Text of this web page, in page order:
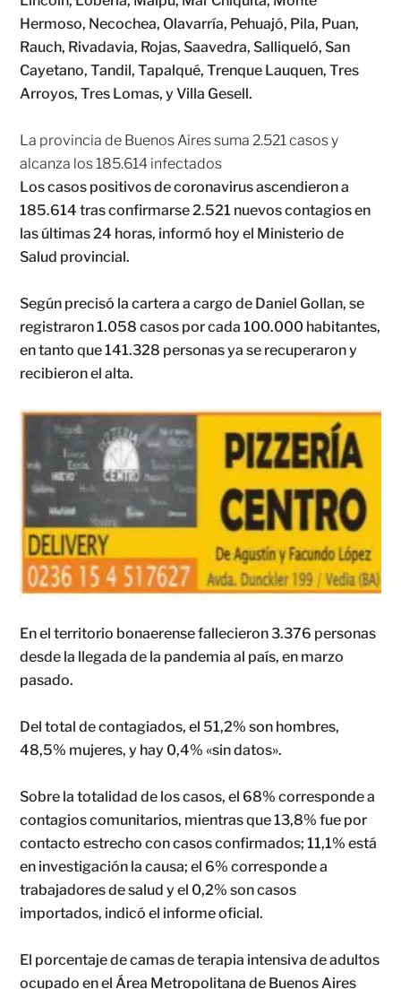
Hermoso, Necochea, Olavarría, Pehuajó, Pila, Puan,
Rauch, Rivadavia, Rojas, Saavedra, Salliqueló, San
Cayetano, Tandil, Tapalqué, Trenque Lauquen, Tres
Arroyos, Tres Lomas, y Villa Gesell.
La provincia de Buenos Aires suma 2.521 casos y
alcanza los 185.614 infectados
Los casos positivos de coronavirus ascendieron a
185.614 tras confirmarse 2.521 nuevos contagios en
las últimas 24 horas, informó hoy el Ministerio de
Salud provincial.
Según precisó la cartera a cargo de Daniel Gollan, se
registraron 1.058 casos por cada 100.000 habitantes,
en tanto que 141.328 personas ya se recuperaron y
recibieron el alta.
En el territorio bonaerense fallecieron 3.376 personas
desde la llegada de la pandemia al país, en marzo
pasado.
Del total de contagiados, el 51,2% son hombres,
48,5% mujeres, y hay 0,4% «sin datos».
Sobre la totalidad de los casos, el 68% corresponde a
contagios comunitarios, mientras que 13,8% fue por
contacto estrecho con casos confirmados; 11,1% está
en investigación la causa; el 6% corresponde a
trabajadores de salud y el 0,2% son casos
importados, indicó el informe oficial.
El porcentaje de camas de terapia intensiva de adultos
ocupado en el Área Metropolitana de Buenos Aires